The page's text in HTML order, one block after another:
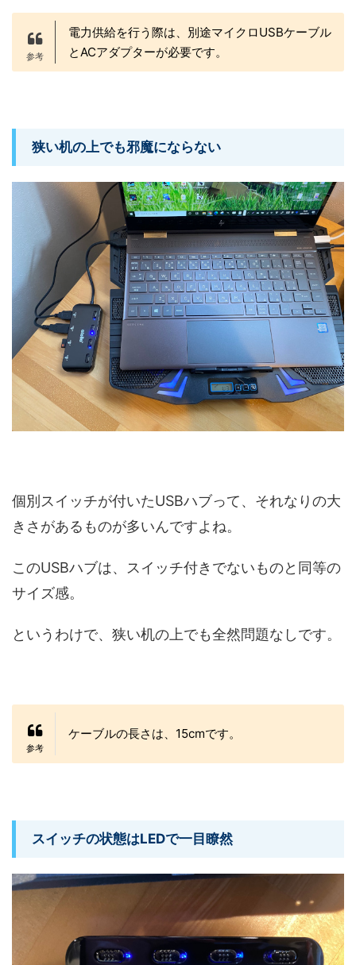
電力供給を行う際は、別途マイクロUSBケーブル
とACアダプターが必要です。
狭い机の上でも邪魔にならない
個別スイッチが付いたUSBハブって、それなりの大
きさがあるものが多いんですよね。
このUSBハブは、スイッチ付きでないものと同等の
サイズ感。
というわけで、狭い机の上でも全然問題なしです。
ケーブルの長さは、15cmです。
スイッチの状態はLEDで一目瞭然